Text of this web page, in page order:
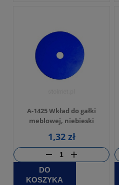
A-1425 Wkład do gałki
meblowej, niebieski
1,32 zł
DO
KOSZYKA